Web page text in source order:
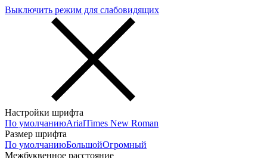
Выключить режим для слабовидящих
Настройки шрифта
По умолчаниюArialTimes New Roman
Размер шрифта
По умолчаниюБольшойОгромный
Межбуквенное расстояние